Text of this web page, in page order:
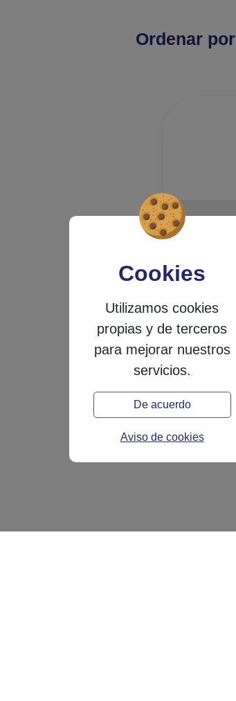
Cookies
Utilizamos cookies
propias y de terceros
para mejorar nuestros
servicios.
De acuerdo
Aviso de cookies
Ordenar por